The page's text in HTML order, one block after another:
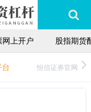
网上开户 股指期货
台 恒信证券官网